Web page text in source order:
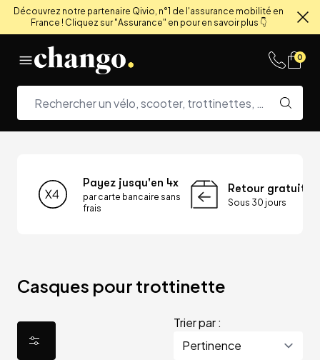
Découvrez notre partenaire Qivio, n°1 de l'assurance mobilité en
France ! Cliquez sur "Assurance" en pour en savoir plus 👇
0
Payez jusqu'en 4x
par carte bancaire sans
frais
Retour gratuit
Sous 30 jours
Casques pour trottinette
Trier par :